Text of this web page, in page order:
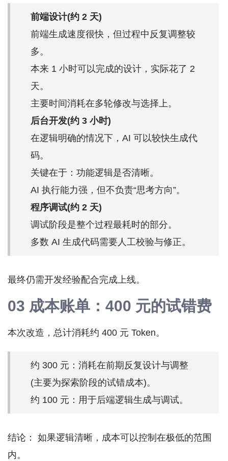
前端设计(约 2 天)
前端生成速度很快，但过程中反复调整较
多。
本来 1 小时可以完成的设计，实际花了 2
天。
主要时间消耗在多轮修改与选择上。
后台开发(约 3 小时)
在逻辑明确的情况下，AI 可以较快生成代
码。
关键在于：功能逻辑是否清晰。
AI 执行能力强，但不负责“思考方向”。
程序调试(约 2 天)
调试阶段是整个过程最耗时的部分。
多数 AI 生成代码需要人工校验与修正。
最终仍需开发经验配合完成上线。
03 成本账单：400 元的试错费
本次改造，总计消耗约 400 元 Token。
约 300 元：消耗在前期反复设计与调整
(主要为探索阶段的试错成本)。
约 100 元：用于后端逻辑生成与调试。
结论： 如果逻辑清晰，成本可以控制在极低的范围
内。